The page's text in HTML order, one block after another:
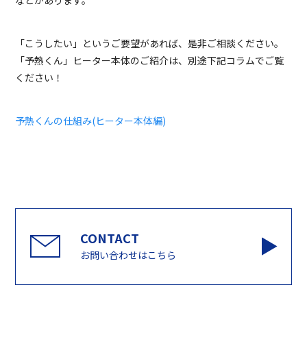
「こうしたい」というご要望があれば、是非ご相談ください。
「予熱くん」ヒーター本体のご紹介は、別途下記コラムでご覧
ください！
予熱くんの仕組み(ヒーター本体編)
お問い合わせはこちら